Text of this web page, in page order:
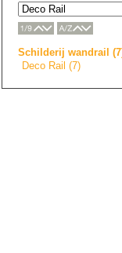
Schilderij wandrail
Deco Rail (7)